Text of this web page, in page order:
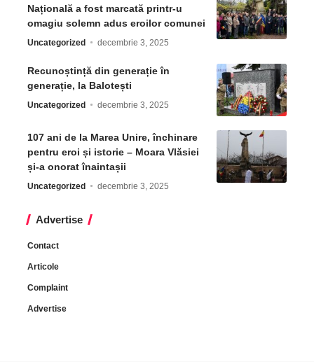
Națională a fost marcată printr-u
omagiu solemn adus eroilor comunei
Uncategorized decembrie 3, 2025
Recunoștință din generație în
generație, la Balotești
Uncategorized decembrie 3, 2025
107 ani de la Marea Unire, închinare
pentru eroi și istorie – Moara Vlăsiei
și-a onorat înaintașii
Uncategorized decembrie 3, 2025
Advertise
Contact
Articole
Complaint
Advertise